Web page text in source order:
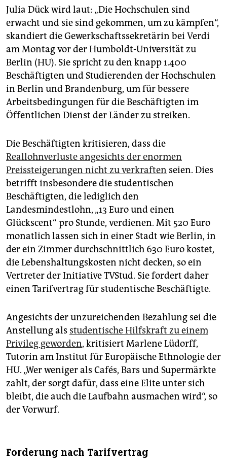
genossenschaft
epaper login
Julia Dück wird laut: „Die Hochschulen sind
erwacht und sie sind gekommen, um zu kämpfen“,
skandiert die Gewerkschaftssekretärin bei Verdi
am Montag vor der Humboldt-Universität zu
Berlin (HU). Sie spricht zu den knapp 1.400
Beschäftigten und Studierenden der Hochschulen
in Berlin und Brandenburg, um für bessere
Arbeitsbedingungen für die Beschäftigten im
Öffentlichen Dienst der Länder zu streiken.
Die Beschäftigten kritisieren, dass die
Reallohnverluste angesichts der enormen
Preissteigerungen nicht zu verkraften seien. Dies
betrifft insbesondere die studentischen
Beschäftigten, die lediglich den
Landesmindestlohn, „13 Euro und einen
Glückscent“ pro Stunde, verdienen. Mit 520 Euro
monatlich lassen sich in einer Stadt wie Berlin, in
der ein Zimmer durchschnittlich 630 Euro kostet,
die Lebenshaltungskosten nicht decken, so ein
Vertreter der Initiative TVStud. Sie fordert daher
einen Tarifvertrag für studentische Beschäftigte.
Angesichts der unzureichenden Bezahlung sei die
Anstellung als studentische Hilfskraft zu einem
Privileg geworden, kritisiert Marlene Lüdorff,
Tutorin am Institut für Europäische Ethnologie der
HU. „Wer weniger als Cafés, Bars und Supermärkte
zahlt, der sorgt dafür, dass eine Elite unter sich
bleibt, die auch die Laufbahn ausmachen wird“, so
der Vorwurf.
Forderung nach Tarifvertrag